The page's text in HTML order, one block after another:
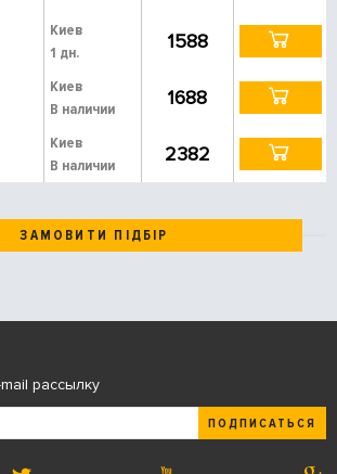
Киев
1 дн.
1588
Киев
В наличии
1688
Киев
В наличии
2382
ЗАМОВИТИ ПІДБІР
рассылку
ПОДПИСАТЬСЯ